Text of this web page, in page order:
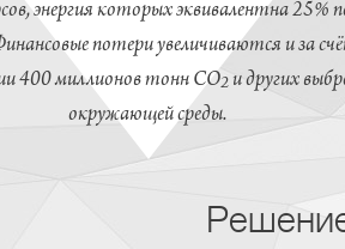
энергия которых эквивалентна 25%
потери увеличиваются и за
400 миллионов тонн CO2 и других
окружающей среды.